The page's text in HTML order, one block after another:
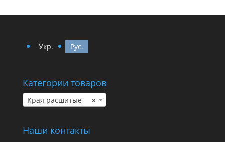
Укр. Рус.
Категории товаров
×
Края расшитые
Наши контакты